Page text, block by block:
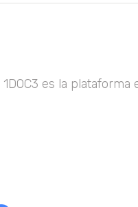
1DOC3 es la